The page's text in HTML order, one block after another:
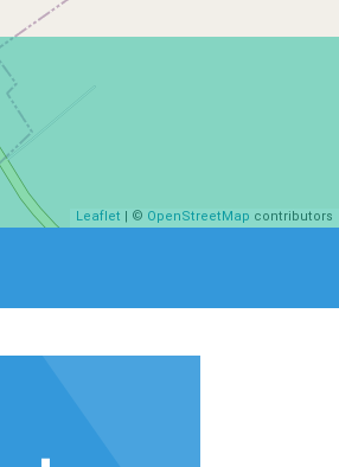
Leaflet | © OpenStreetMap contributors